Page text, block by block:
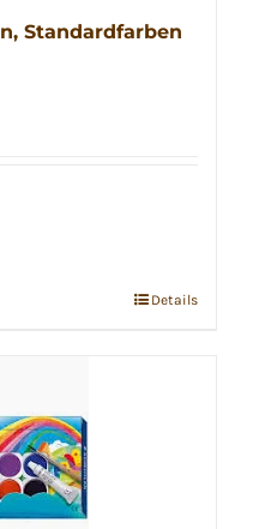
Standardfarben
Details